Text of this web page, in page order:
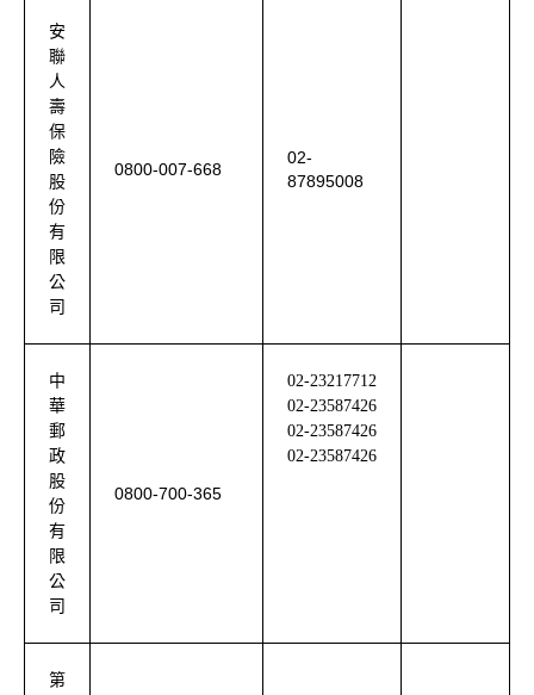
安
聯
人
壽
保
險
股
份
有
限
公
司
0800-007-668
02-
87895008
中
華
郵
政
股
份
有
限
公
司
0800-700-365
02-23217712
02-23587426
02-23587426
02-23587426
第